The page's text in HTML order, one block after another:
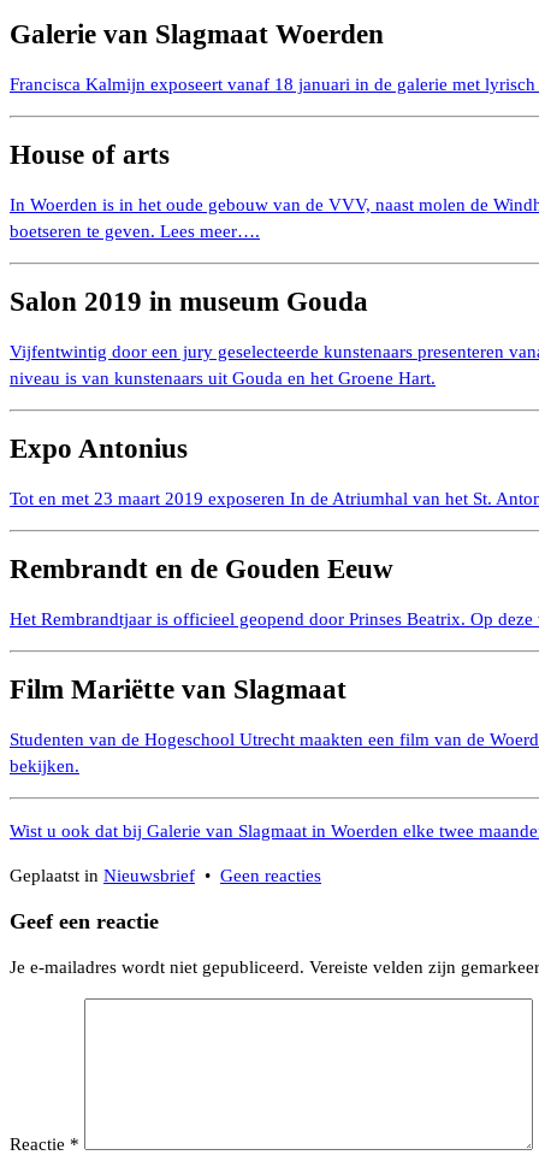
Galerie van Slagmaat Woerden
Francisca Kalmijn exposeert vanaf 18 januari in de galerie met
House of arts
In Woerden is in het oude gebouw van de VVV, naast molen de
boetseren te geven. Lees meer….
Salon 2019 in museum Gouda
Vijfentwintig door een jury geselecteerde kunstenaars presenteren
niveau is van kunstenaars uit Gouda en het Groene Hart.
Expo Antonius
Tot en met 23 maart 2019 exposeren In de Atriumhal van het St.
Rembrandt en de Gouden Eeuw
Het Rembrandtjaar is officieel geopend door Prinses Beatrix. Op
Film Mariëtte van Slagmaat
Studenten van de Hogeschool Utrecht maakten een film van de
bekijken.
Wist u ook dat bij Galerie van Slagmaat in Woerden elke twee
Geplaatst in Nieuwsbrief • Geen reactiesop
Geef een reactie
Je e-mailadres wordt niet gepubliceerd. Vereiste velden zijn
Reactie *